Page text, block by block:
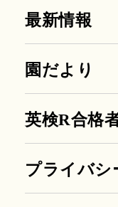
最新情報
園だより
英検R合格
プライバシ